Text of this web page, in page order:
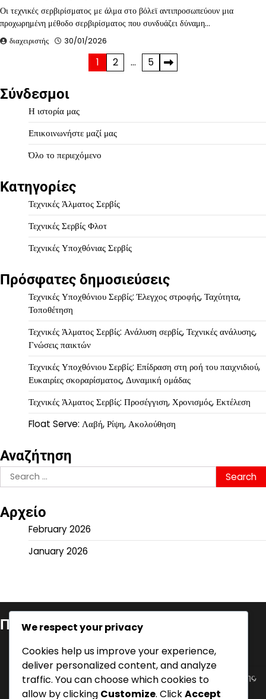
Οι τεχνικές σερβιρίσματος με άλμα στο βόλεϊ αντιπροσωπεύουν μια
προχωρημένη μέθοδο σερβιρίσματος που συνδυάζει δύναμη…
διαχειριστής 30/01/2026
pagination
1 2 … 5
Σύνδεσμοι
Η ιστορία μας
Επικοινωνήστε μαζί μας
Όλο το περιεχόμενο
Κατηγορίες
Τεχνικές Άλματος Σερβίς
Τεχνικές Σερβίς Φλοτ
Τεχνικές Υποχθόνιας Σερβίς
Πρόσφατες δημοσιεύσεις
Τεχνικές Υποχθόνιου Σερβίς: Έλεγχος στροφής, Ταχύτητα,
Τοποθέτηση
Τεχνικές Άλματος Σερβίς: Ανάλυση σερβίς, Τεχνικές ανάλυσης,
Γνώσεις παικτών
Τεχνικές Υποχθόνιου Σερβίς: Επίδραση στη ροή του παιχνιδιού,
Ευκαιρίες σκοραρίσματος, Δυναμική ομάδας
Τεχνικές Άλματος Σερβίς: Προσέγγιση, Χρονισμός, Εκτέλεση
Float Serve: Λαβή, Ρίψη, Ακολούθηση
Αναζήτηση
Search
for:
Αρχείο
February 2026
January 2026
Πρόσφατες δημοσιεύσεις
Τοποθέτηση
Τεχνικές Άλματος Σερβίς: Ανάλυση σερβίς, Τεχνικές ανάλυσης,
Γνώσεις παικτών
We respect your privacy
Cookies help us improve your experience,
deliver personalized content, and analyze
traffic. You can choose which cookies to
allow by clicking Customize. ClickAccept